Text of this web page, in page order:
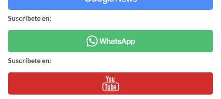
Suscríbete en:
Suscríbete en: